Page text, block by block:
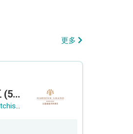
更多
Technician 電器技工 (5-Day Work Week)
Harbour Grand Kowloon(Hutchison Hotel Hong Kong Limited)